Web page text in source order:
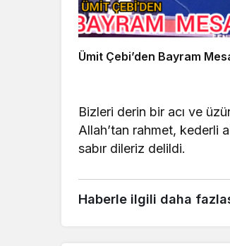
Ümit Çebi’den Bayram
Bizleri derin bir acı ve
Allah’tan rahmet, kederli
sabır dileriz delildi.
Haberle ilgili daha